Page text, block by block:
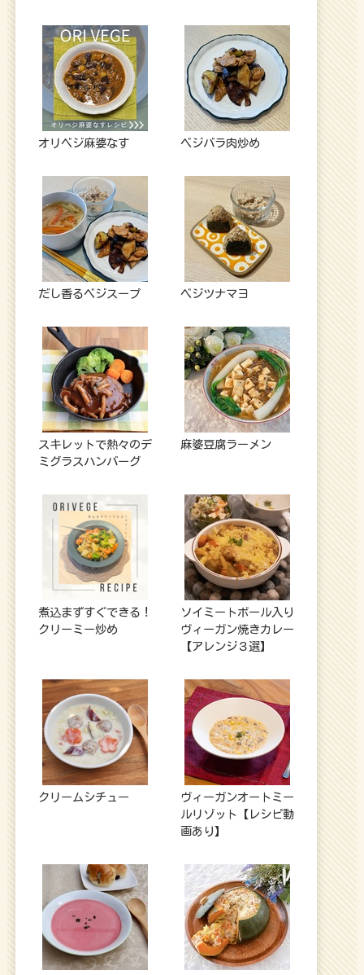
オリベジ麻婆なす ベジバラ肉炒め
だし香るベジスープ ベジツナマヨ
スキレットで熱々のデ
ミグラスハンバーグ
麻婆豆腐ラーメン
煮込まずすぐできる！
クリーミー炒め
ソイミートボール入り
ヴィーガン焼きカレー
【アレンジ３選】
クリームシチュー
ヴィーガンオートミー
ルリゾット【レシピ動
画あり】